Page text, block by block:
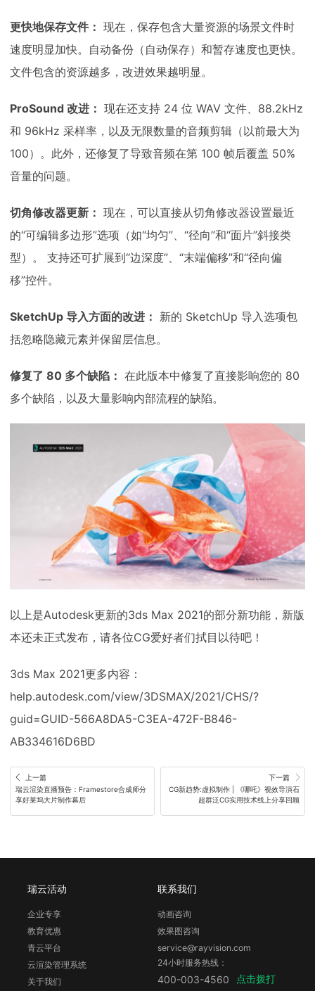
更快地保存文件： 现在，保存包含大量资源的场景文件时
速度明显加快。自动备份（自动保存）和暂存速度也更快。
文件包含的资源越多，改进效果越明显。
ProSound 改进： 现在还支持 24 位 WAV 文件、88.2kHz
和 96kHz 采样率，以及无限数量的音频剪辑（以前最大为
100）。此外，还修复了导致音频在第 100 帧后覆盖 50%
音量的问题。
切角修改器更新： 现在，可以直接从切角修改器设置最近
的“可编辑多边形”选项（如“均匀”、“径向”和“面片”斜接类
型）。 支持还可扩展到“边深度”、“末端偏移”和“径向偏
移”控件。
SketchUp 导入方面的改进： 新的 SketchUp 导入选项包
括忽略隐藏元素并保留层信息。
修复了 80 多个缺陷： 在此版本中修复了直接影响您的 80
多个缺陷，以及大量影响内部流程的缺陷。
以上是Autodesk更新的3ds Max 2021的部分新功能，新版
本还未正式发布，请各位CG爱好者们拭目以待吧！
3ds Max 2021更多内容：
help.autodesk.com/view/3DSMAX/2021/CHS/?
guid=GUID-566A8DA5-C3EA-472F-B846-
AB334616D6BD
上一篇
瑞云渲染直播预告：Framestore合成师分
享好莱坞大片制作幕后
下一篇
CG新趋势:虚拟制作 | 《哪吒》视效导演石
超群泛CG实用技术线上分享回顾
瑞云活动
企业专享
教育优惠
青云平台
云渲染管理系统
关于我们
联系我们
动画咨询
效果图咨询
service@rayvision.com
24小时服务热线：
400-003-4560 点击拨打